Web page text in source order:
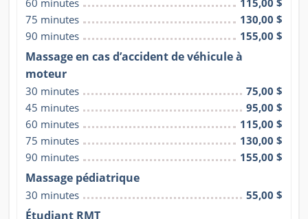
60 minutes
115,00 $
75 minutes
130,00 $
90 minutes
155,00 $
Massage en cas d’accident de véhicule à
moteur
30 minutes
75,00 $
45 minutes
95,00 $
60 minutes
115,00 $
75 minutes
130,00 $
90 minutes
155,00 $
Massage pédiatrique
30 minutes 55,00 $
Étudiant RMT